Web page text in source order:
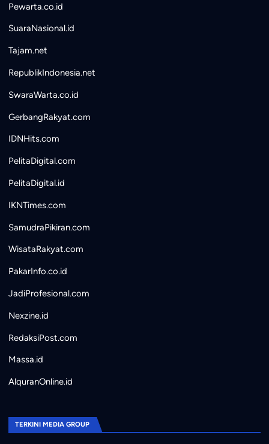
Pewarta.co.id
SuaraNasional.id
Tajam.net
RepublikIndonesia.net
SwaraWarta.co.id
GerbangRakyat.com
IDNHits.com
PelitaDigital.com
PelitaDigital.id
IKNTimes.com
SamudraPikiran.com
WisataRakyat.com
PakarInfo.co.id
JadiProfesional.com
Nexzine.id
RedaksiPost.com
Massa.id
AlquranOnline.id
TERKINI MEDIA GROUP